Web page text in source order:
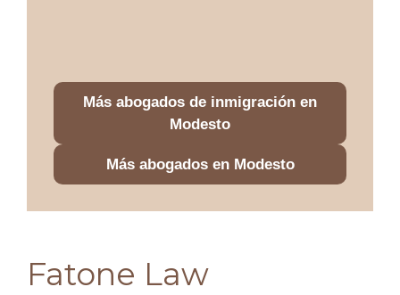
Más abogados de inmigración en
Modesto
Más abogados en Modesto
Fatone Law